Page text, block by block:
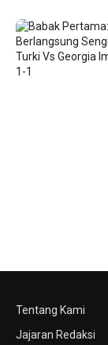
Tentang Kami
Jajaran Redaksi